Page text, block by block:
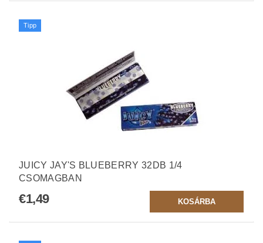
Tipp
JUICY JAY'S BLUEBERRY 32DB 1/4
CSOMAGBAN
€1,49